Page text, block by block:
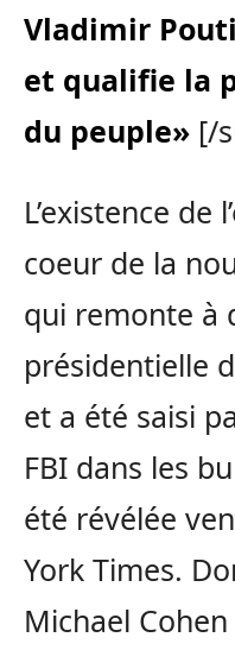
Vladimir
et qualifie la
du peuple» [/
L’existence de
coeur de la
qui remonte à
présidentielle
et a été saisi
FBI dans les
été révélée
York Times.
Michael